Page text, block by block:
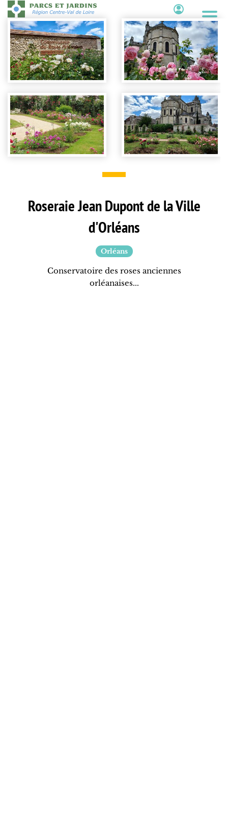
Aller
au
contenu
principal
Contenu
Roseraie Jean Dupont de la Ville
d'Orléans
Orléans
Conservatoire des roses anciennes
orléanaises...